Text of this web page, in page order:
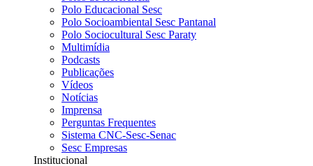
Polo Educacional Sesc
Polo Socioambiental Sesc Pantanal
Polo Sociocultural Sesc Paraty
Multimídia
Podcasts
Publicações
Vídeos
Notícias
Imprensa
Perguntas Frequentes
Sistema CNC-Sesc-Senac
Sesc Empresas
Institucional